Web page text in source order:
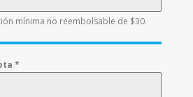
mínima no reembolsable de $30.
*